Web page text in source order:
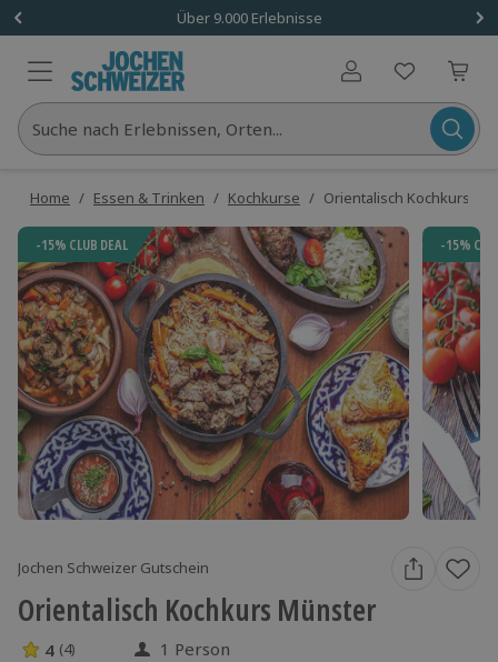
Über 9.000 Erlebnisse
Benutzerkonto
Suche nach Erlebnissen, Orten...
Home / Essen & Trinken / Kochkurse / Orientalisch Kochkurs
-15% CLUB DEAL -15%
Jochen Schweizer Gutschein
Orientalisch Kochkurs Münster
4 (4) 1 Person